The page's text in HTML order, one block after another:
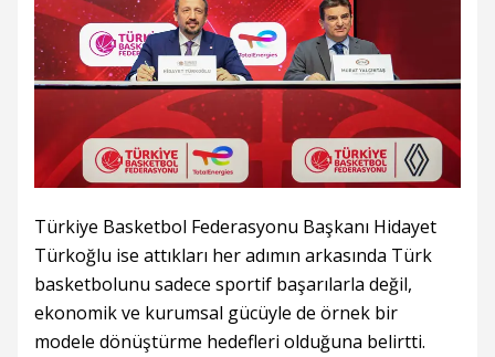
Türkiye Basketbol Federasyonu Başkanı Hidayet
Türkoğlu ise attıkları her adımın arkasında Türk
basketbolunu sadece sportif başarılarla değil,
ekonomik ve kurumsal gücüyle de örnek bir
modele dönüştürme hedefleri olduğuna belirtti.